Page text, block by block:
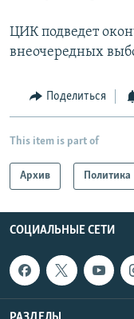
ЦИК подведет
внеочередных
Поделиться
This item is part of
Архив Политика
СОЦИАЛЬНЫЕ СЕТИ